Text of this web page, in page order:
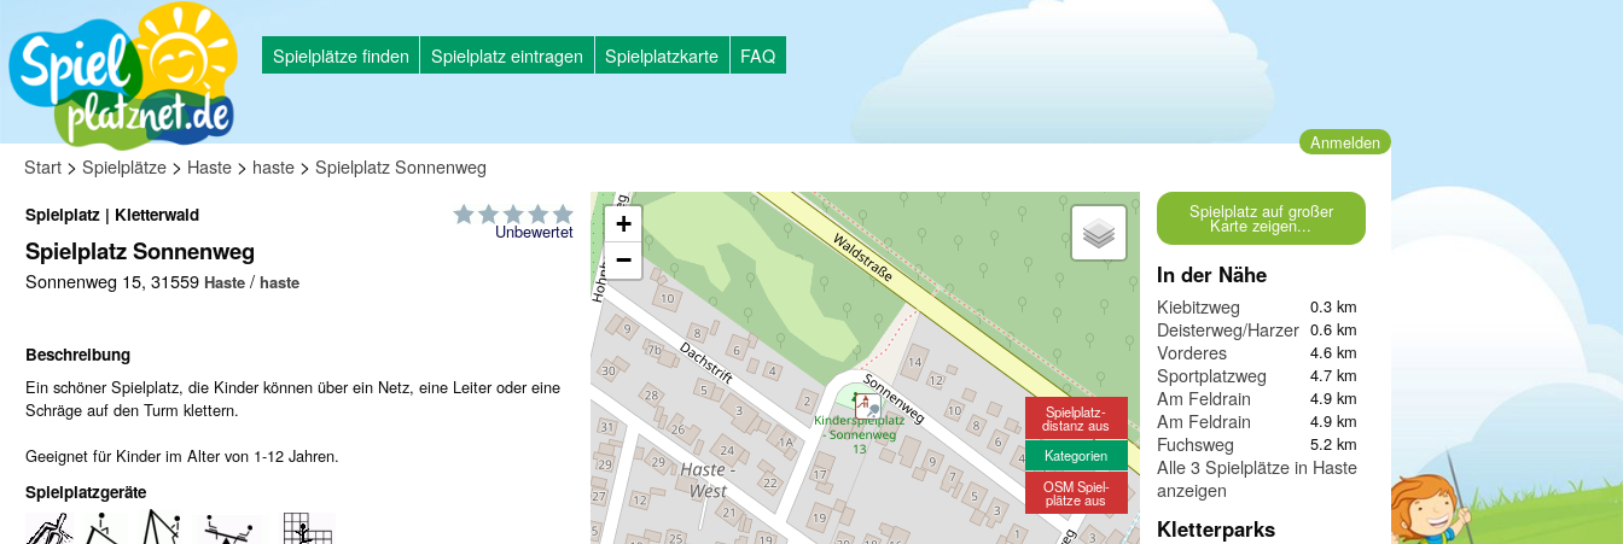
Spielplätze finden Spielplatz eintragen Spielplatzkarte FAQ
Anmelden
Start > Spielplätze > Haste > haste > Spielplatz Sonnenweg
Unbewertet
Spielplatz | Kletterwald
Spielplatz Sonnenweg
Sonnenweg 15, 31559 Haste / haste
Beschreibung
Ein schöner Spielplatz, die Kinder können über ein Netz, eine Leiter oder eine
Schräge auf den Turm klettern.
Geeignet für Kinder im Alter von 1-12 Jahren.
Spielplatzgeräte
+
−
Spielplatz-
distanz aus
Kategorien
OSM Spiel-
plätze aus
Spielplatz auf großer
Karte zeigen...
In der Nähe
Kiebitzweg 0.3 km
Deisterweg/Harzer Weg
0.6 km
Vorderes 4.6 km
Sportplatzweg 4.7 km
Am Feldrain 4.9 km
Am Feldrain 4.9 km
Fuchsweg 5.2 km
Alle 3 Spielplätze in Haste
anzeigen
Kletterparks